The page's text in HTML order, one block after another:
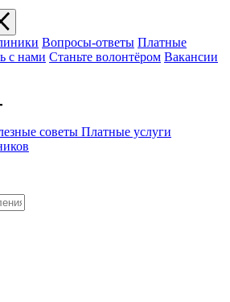
Вопросы-ответы Платные
с нами Станьте волонтёром Вакансии
советы Платные услуги